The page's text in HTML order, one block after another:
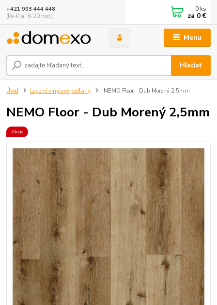
Menu
Hľadať
+421 903 444 448
(Po-Pia, 8-20 hod.)
0 ks
za 0 €
Úvod Lepené vinylové podlahy NEMO Floor - Dub Morený 2,5mm
NEMO Floor - Dub Morený 2,5mm
Akcia